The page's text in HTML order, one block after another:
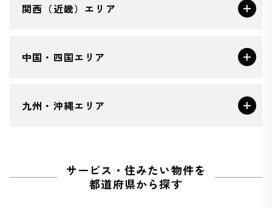
関西（近畿）エリア
中国・四国エリア
九州・沖縄エリア
サービス・住みたい物件を
都道府県から探す